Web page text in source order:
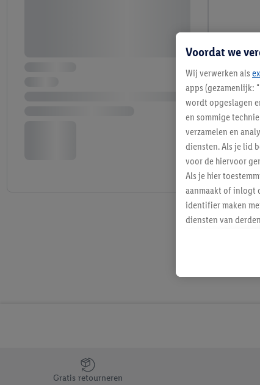
Jouw voordelen bij ons als Lidl webshop klant
Gratis retourneren
Voordat we
Wij verwerken als
apps (gezamenlijk:
wordt opgeslagen
en sommige
verzamelen en
diensten. Als je lid
voor de hiervoor
Als je hier
aanmaakt of inlogt
identifier maken
diensten van
Als je hiervoor
eerder interesse
mailadres en met
Door te klikken op